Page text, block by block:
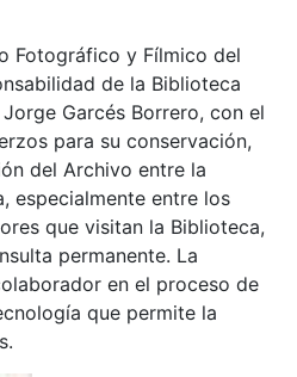
Fotográfico y Fílmico del
de la Biblioteca
Garcés Borrero, con el
para su conservación,
del Archivo entre la
especialmente entre los
que visitan la Biblioteca,
permanente. La
en el proceso de
que permite la